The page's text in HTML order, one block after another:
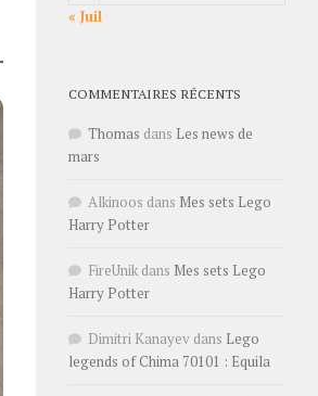
« Juil
COMMENTAIRES RÉCENTS
Thomas dans Les news de
mars
Alkinoos dans Mes sets Lego
Harry Potter
FireUnik dans Mes sets Lego
Harry Potter
Dimitri Kanayev dans Lego
legends of Chima 70101 : Equila